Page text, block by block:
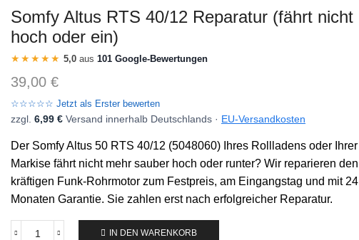
Somfy Altus RTS 40/12 Reparatur (fährt nicht
hoch oder ein)
★★★★★ 5,0 aus 101 Google-Bewertungen
39,00 €
☆☆☆☆☆ Jetzt als Erster bewerten
zzgl. 6,99 € Versand innerhalb Deutschlands · EU-Versandkosten
Der Somfy Altus 50 RTS 40/12 (5048060) Ihres Rollladens oder Ihrer
Markise fährt nicht mehr sauber hoch oder runter? Wir reparieren den
kräftigen Funk-Rohrmotor zum Festpreis, am Eingangstag und mit 24
Monaten Garantie. Sie zahlen erst nach erfolgreicher Reparatur.
IN DEN WARENKORB